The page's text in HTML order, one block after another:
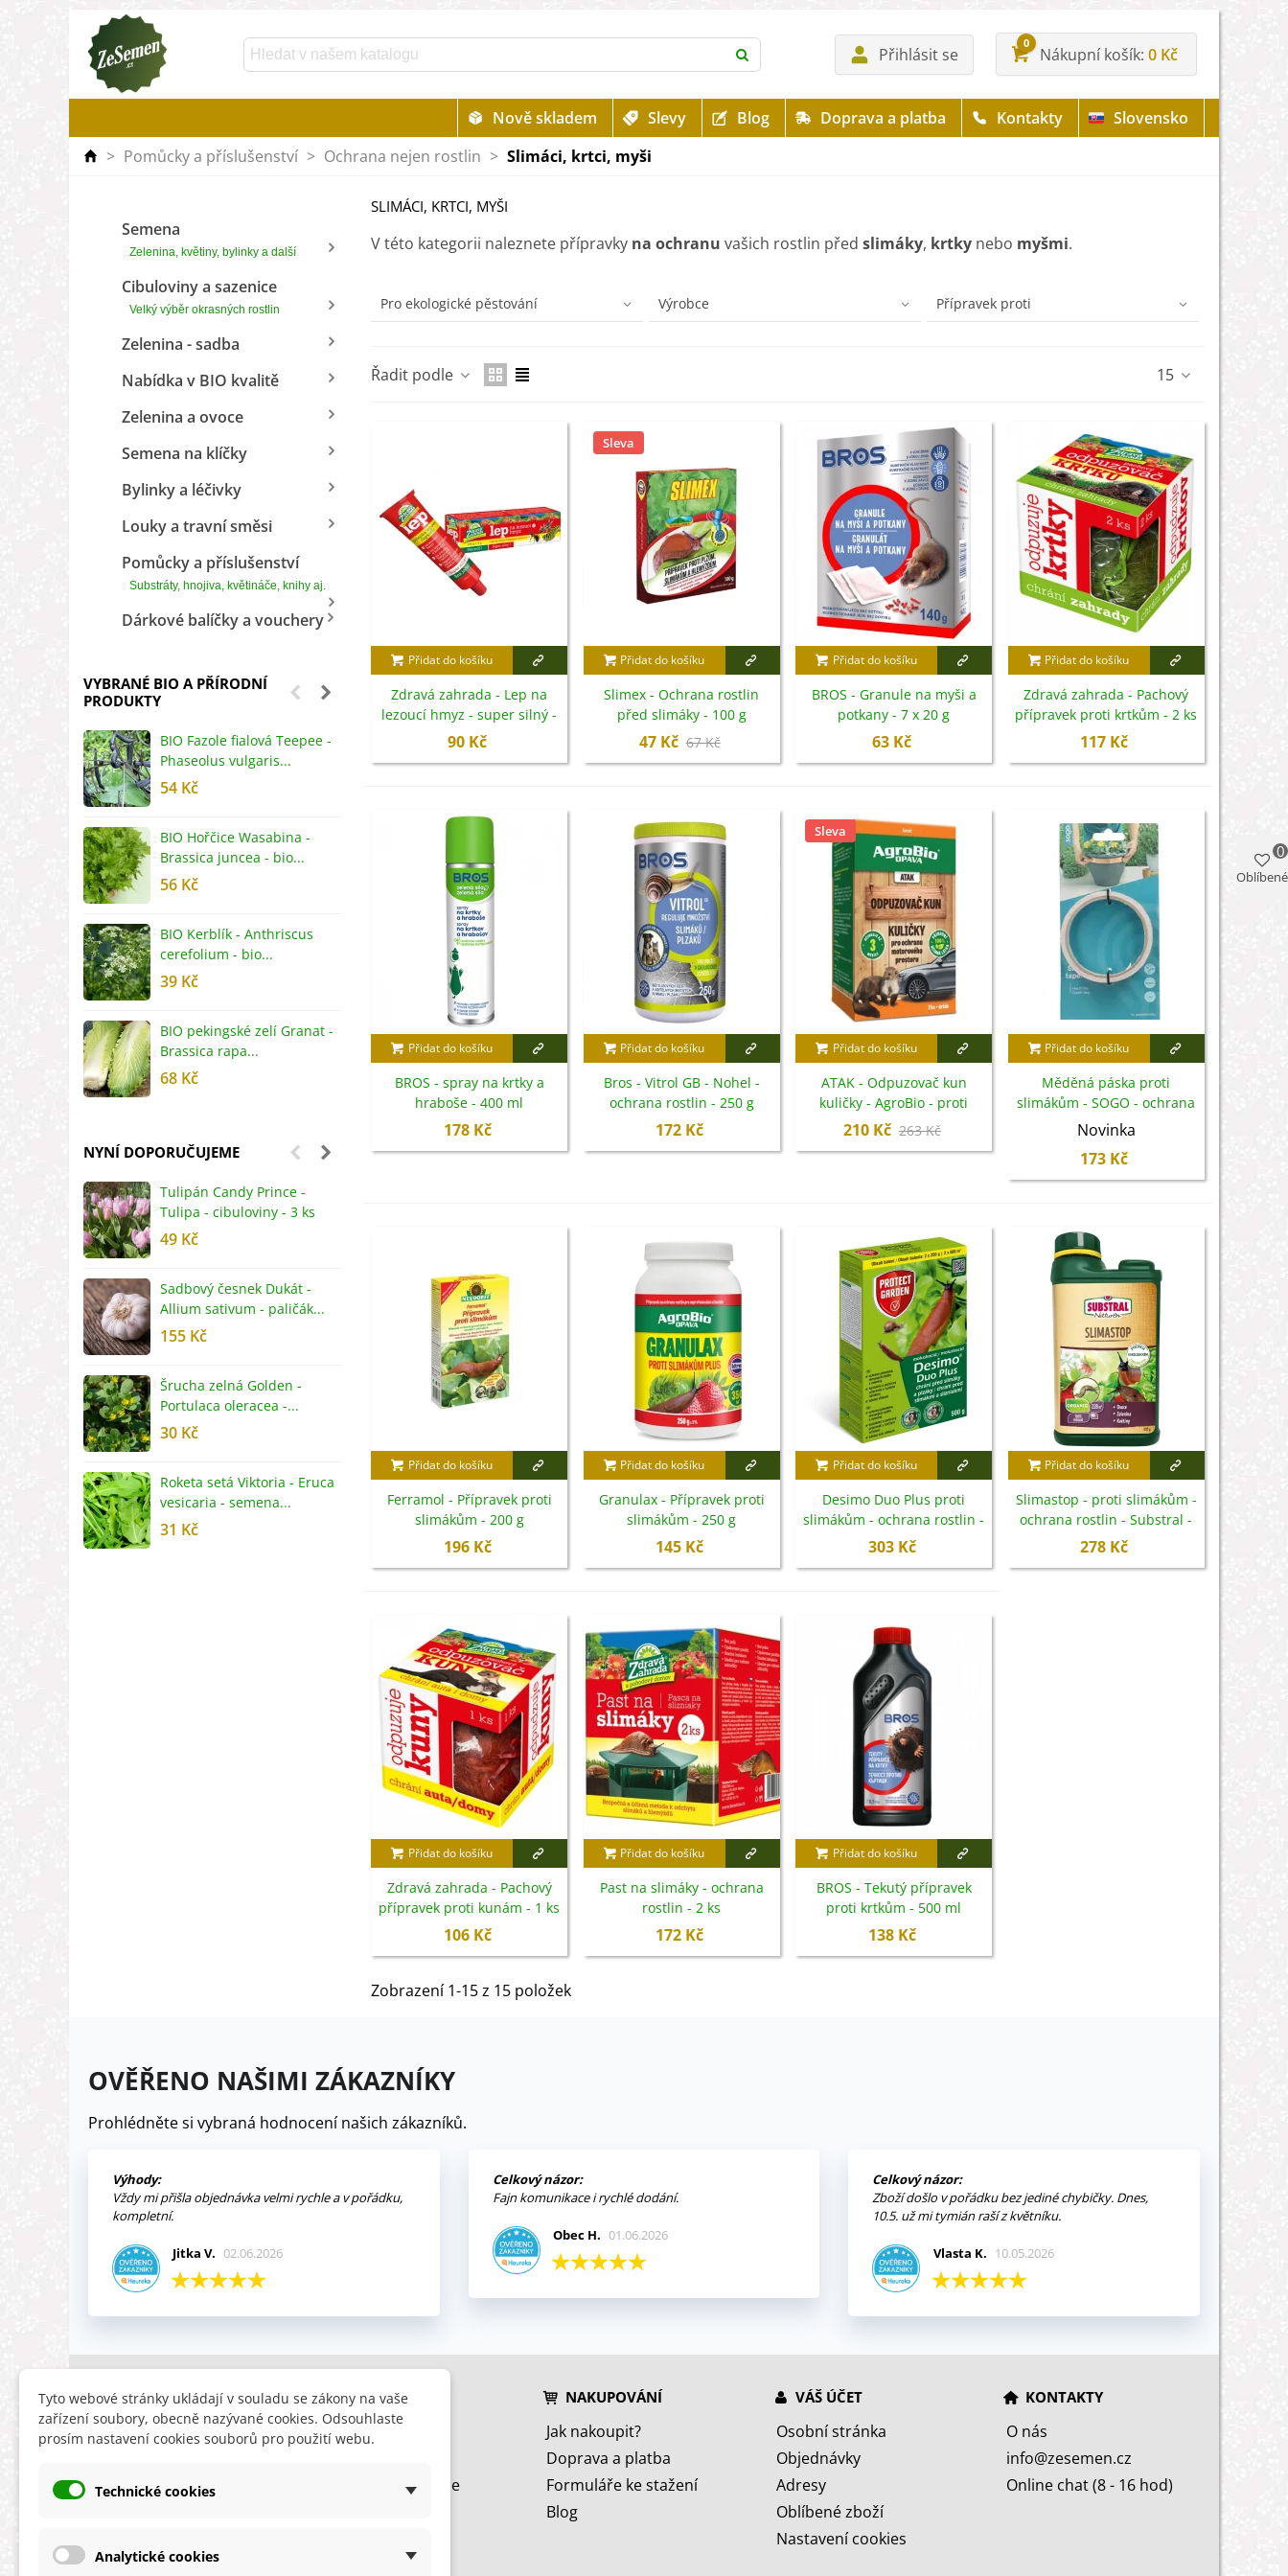
Přihlásit se
0
Nákupní košík 0 Kč
Nově skladem Slevy Blog Doprava a platba Kontakty
Slovensko
> Pomůcky a příslušenství > Ochrana nejen rostlin > Slimáci, krtci, myši
Semena
Zelenina, květiny, bylinky a další
Cibuloviny a sazenice
Velký výběr okrasných rostlin
Zelenina - sadba
Nabídka v BIO kvalitě
Zelenina a ovoce
Semena na klíčky
Bylinky a léčivky
Louky a travní směsi
Pomůcky a příslušenství
Substráty, hnojiva, květináče, knihy aj.
Dárkové balíčky a vouchery
VYBRANÉ BIO A PŘÍRODNÍ
PRODUKTY
BIO Fazole fialová Teepee -
Phaseolus vulgaris...
54 Kč
BIO Hořčice Wasabina -
Brassica juncea - bio...
56 Kč
BIO Kerblík - Anthriscus
cerefolium - bio...
39 Kč
BIO pekingské zelí Granat -
Brassica rapa...
68 Kč
BIO Ředkev bílá Laurin -
Raphanus sativus - bio...
BIO Mangold duhový - Beta
vulgaris - bio semena...
53 Kč
BIO Bazalka pravá červená -
Ocimum basilicum -...
56 Kč
BIO Stévie sladká - Stevia
rebaudiana - bio...
84 Kč
NYNÍ DOPORUČUJEME
Tulipán Candy Prince -
Tulipa - cibuloviny - 3 ks
49 Kč
Sadbový česnek Dukát -
Allium sativum - paličák...
155 Kč
Šrucha zelná Golden -
Portulaca oleracea -...
30 Kč
Roketa setá Viktoria - Eruca
vesicaria - semena...
31 Kč
Frézie růžová - Freesia -
cibuloviny - 3 ks
46 Kč
Gloxiníe Mont Blanc -
Sinningia - cibuloviny -...
Pomněnka alpská modrá -
Myosotis alpestris -...
29 Kč
SLIMÁCI, KRTCI, MYŠI
V této kategorii naleznete přípravky na ochranu vašich rostlin před slimáky, krtky nebo myšmi.
Pro ekologické pěstování Výrobce Přípravek proti
Řadit podle 15
Přidat do košíku
Zdravá zahrada - Lep na
lezoucí hmyz - super silný -
135 g
90 Kč
Sleva
Přidat do košíku
Slimex - Ochrana rostlin
před slimáky - 100 g
47 Kč 67 Kč
Přidat do košíku
BROS - Granule na myši a
potkany - 7 x 20 g
63 Kč
Přidat do košíku
Zdravá zahrada - Pachový
přípravek proti krtkům - 2 ks
117 Kč
Přidat do košíku
BROS - spray na krtky a
hraboše - 400 ml
178 Kč
Přidat do košíku
Bros - Vitrol GB - Nohel -
ochrana rostlin - 250 g
172 Kč
Sleva
Přidat do košíku
ATAK - Odpuzovač kun
kuličky - AgroBio - proti
kunám - 2 ks
210 Kč 263 Kč
Přidat do košíku
Měděná páska proti
slimákům - SOGO - ochrana
rostlin - 5 m - 1 ks
Novinka
173 Kč
Přidat do košíku
Ferramol - Přípravek proti
slimákům - 200 g
196 Kč
Přidat do košíku
Granulax - Přípravek proti
slimákům - 250 g
145 Kč
Přidat do košíku
Desimo Duo Plus proti
slimákům - ochrana rostlin -
500 g
303 Kč
Přidat do košíku
Slimastop - proti slimákům -
ochrana rostlin - Substral -
685 g
278 Kč
Přidat do košíku
Zdravá zahrada - Pachový
přípravek proti kunám - 1 ks
106 Kč
Přidat do košíku
Past na slimáky - ochrana
rostlin - 2 ks
172 Kč
Přidat do košíku
BROS - Tekutý přípravek
proti krtkům - 500 ml
138 Kč
Zobrazení 1-15 z 15 položek
OVĚŘENO NAŠIMI ZÁKAZNÍKY
Prohlédněte si vybraná hodnocení našich zákazníků.
Výhody:
Vždy mi přišla objednávka velmi rychle a v pořádku,
kompletní.
Jitka V. 02.06.2026
Celkový názor:
Fajn komunikace i rychlé dodání.
Obec H. 01.06.2026
Celkový názor:
Zboží došlo v pořádku bez jediné chybičky. Dnes,
10.5. už mi tymián raší z květníku.
Vlasta K. 10.05.2026
INFORMACE
Obchodní podmínky
Ochrana osobních údajů
HLEDÁTE
Slevy
Nyní doporučujeme
NAKUPOVÁNÍ
Jak nakoupit?
Doprava a platba
Formuláře ke stažení
Blog
VÁŠ ÚČET
Osobní stránka
Objednávky
Adresy
Oblíbené zboží
Nastavení cookies
KONTAKTY
O nás
info@zesemen.cz
Online chat (8 - 16 hod)
Oblíbené
0
Tyto webové stránky ukládají v souladu se zákony na vaše
zařízení soubory, obecně nazývané cookies. Odsouhlaste
prosím nastavení cookies souborů pro použití webu.
Technické cookies
Analytické cookies